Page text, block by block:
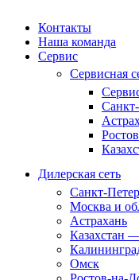
Контакты
Наша команда
Сервис
Сервисная
Дилерская сеть
Санкт-
Москва и
Астрахань
Казахстан
Омск